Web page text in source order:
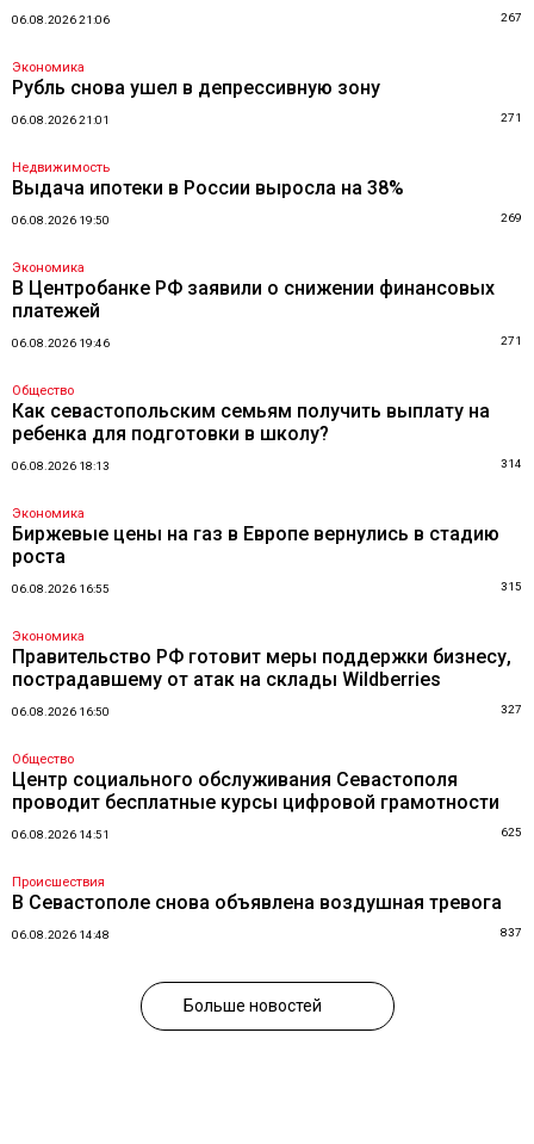
06.08.2026 21:06 267
Экономика
Рубль снова ушел в депрессивную зону
06.08.2026 21:01 271
Недвижимость
Выдача ипотеки в России выросла на 38%
06.08.2026 19:50 269
Экономика
В Центробанке РФ заявили о снижении финансовых
платежей
06.08.2026 19:46 271
Общество
Как севастопольским семьям получить выплату на
ребенка для подготовки в школу?
06.08.2026 18:13 314
Экономика
Биржевые цены на газ в Европе вернулись в стадию
роста
06.08.2026 16:55 315
Экономика
Правительство РФ готовит меры поддержки бизнесу,
пострадавшему от атак на склады Wildberries
06.08.2026 16:50 327
Общество
Центр социального обслуживания Севастополя
проводит бесплатные курсы цифровой грамотности
06.08.2026 14:51 625
Происшествия
В Севастополе снова объявлена воздушная тревога
06.08.2026 14:48 837
Больше новостей